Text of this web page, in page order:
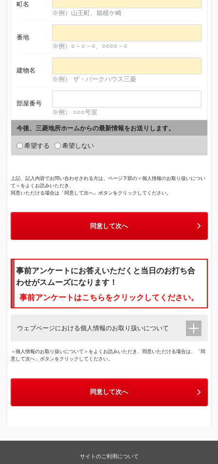
町名
※例）山王町、箱根ケ崎
番地
※例）○－○－○、○○○○－○
建物名
※例） ザ・パークハウス三菱
部屋番号
※例） ○○○号室
今後、三菱地所ホームからの最新情報をお送りします。
希望する 希望しない
上記、記入内容でお問い合わせされる方は、ページ下部の＜個人情報のお取り扱いについ
て＞をよくお読みいただき、
同意いただける場合は「同意して次へ」ボタンをクリックしてください。
同意して次へ
事前アンケートにお答えいただくと当日のお打ち合
わせがスムーズになります！
事前アンケートはこちらをクリックしてください。
ウェブページにおける個人情報のお取り扱いについて
＜個人情報のお取り扱いについて＞をよくお読みいただき、同意いただける場合は、「同
意して次へ」ボタンをクリックしてください。
同意して次へ
サイトのご利用について